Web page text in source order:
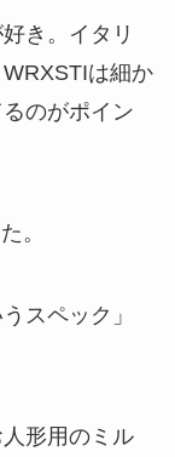
き。イタリ
は細か
のがポイン
。
スペック」
形用のミル